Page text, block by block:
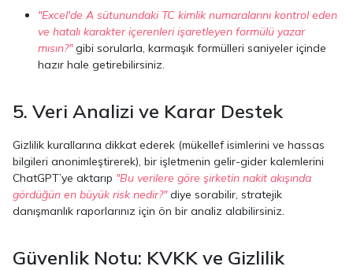
"Excel'de A sütunundaki TC kimlik numaralarını kontrol eden
ve hatalı karakter içerenleri işaretleyen formülü yazar
mısın?"gibi sorularla, karmaşık formülleri saniyeler içinde
hazır hale getirebilirsiniz.
5. Veri Analizi ve Karar Destek
Gizlilik kurallarına dikkat ederek (mükellef isimlerini ve hassas
bilgileri anonimleştirerek), bir işletmenin gelir-gider kalemlerini
ChatGPT’ye aktarıp "Bu verilere göre şirketin nakit akışında
gördüğün en büyük risk nedir?"diye sorabilir, stratejik
danışmanlık raporlarınız için ön bir analiz alabilirsiniz.
Güvenlik Notu: KVKK ve Gizlilik